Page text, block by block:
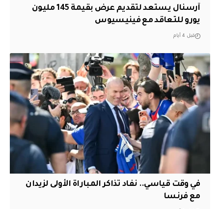
آرسنال يستعد لتقديم عرض بقيمة 145 مليون
يورو للتعاقد مع فينيسيوس
قبل 4 أيام
في وقت قياسي.. نفاد تذاكر المباراة الأولى لزيدان
مع فرنسا